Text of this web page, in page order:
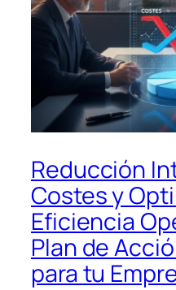
Reducción
Costes y
Eficiencia
Plan de
para tu